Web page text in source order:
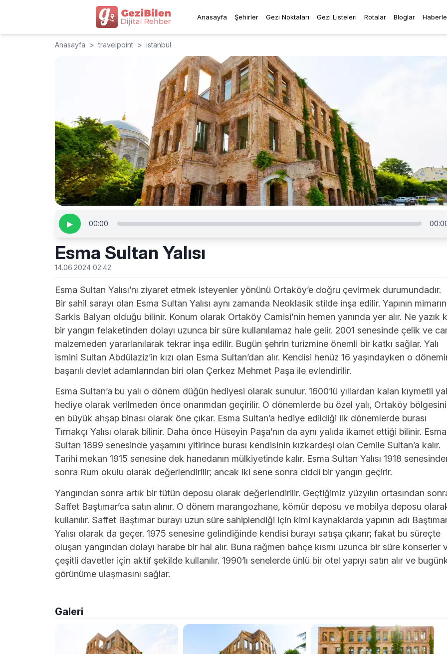
Anasayfa Şehirler Gezi Noktaları Gezi Listeleri Rotalar Bloglar
Anasayfa > travelpoint > istanbul
▶ 00:00
Esma Sultan Yalısı
14.06.2024 02:42
Esma Sultan Yalısı’nı ziyaret etmek isteyenler yönünü Ortaköy’e doğru çevirmek durumundadır.
Bir sahil sarayı olan Esma Sultan Yalısı aynı zamanda Neoklasik stilde inşa edilir. Yapının
Sarkis Balyan olduğu bilinir. Konum olarak Ortaköy Camisi’nin hemen yanında yer alır. Ne yazık
bir yangın felaketinden dolayı uzunca bir süre kullanılamaz hale gelir. 2001 senesinde çelik ve
malzemeden yararlanılarak tekrar inşa edilir. Bugün şehrin turizmine önemli bir katkı sağlar. Yalı
ismini Sultan Abdülaziz’in kızı olan Esma Sultan’dan alır. Kendisi henüz 16 yaşındayken o
başarılı devlet adamlarından biri olan Çerkez Mehmet Paşa ile evlendirilir.
Esma Sultan’a bu yalı o dönem düğün hediyesi olarak sunulur. 1600’lü yıllardan kalan kıymetli
hediye olarak verilmeden önce onarımdan geçirilir. O dönemlerde bu özel yalı, Ortaköy
en büyük ahşap binası olarak öne çıkar. Esma Sultan’a hediye edildiği ilk dönemlerde burası
Tırnakçı Yalısı olarak bilinir. Daha önce Hüseyin Paşa’nın da aynı yalıda ikamet ettiği bilinir. Esma
Sultan 1899 senesinde yaşamını yitirince burası kendisinin kızkardeşi olan Cemile Sultan’a kalır.
Tarihi mekan 1915 senesine dek hanedanın mülkiyetinde kalır. Esma Sultan Yalısı 1918
sonra Rum okulu olarak değerlendirilir; ancak iki sene sonra ciddi bir yangın geçirir.
Yangından sonra artık bir tütün deposu olarak değerlendirilir. Geçtiğimiz yüzyılın ortasından
Saffet Baştımar’ca satın alınır. O dönem marangozhane, kömür deposu ve mobilya deposu
kullanılır. Saffet Baştımar burayı uzun süre sahiplendiği için kimi kaynaklarda yapının adı
Yalısı olarak da geçer. 1975 senesine gelindiğinde kendisi burayı satışa çıkarır; fakat bu süreçte
oluşan yangından dolayı harabe bir hal alır. Buna rağmen bahçe kısmı uzunca bir süre konserler
çeşitli davetler için aktif şekilde kullanılır. 1990’lı senelerde ünlü bir otel yapıyı satın alır ve
görünüme ulaşmasını sağlar.
Galeri